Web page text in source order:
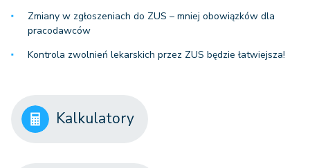
Zmiany w zgłoszeniach do ZUS – mniej obowiązków dla
pracodawców
Kontrola zwolnień lekarskich przez ZUS będzie łatwiejsza!
Kalkulatory